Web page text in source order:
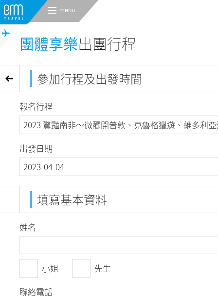
menu.
團體享樂出團行程
參加行程及出發時間
報名行程
2023 驚豔南非～微醺開普敦、克魯格獵遊、維多利
出發日期
2023-04-04
填寫基本資料
姓名
小姐
先生
聯絡電話